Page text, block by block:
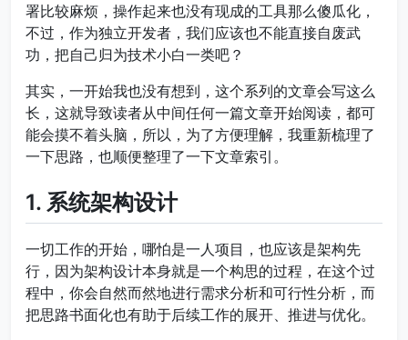
署比较麻烦，操作起来也没有现成的工具那么傻瓜化，
不过，作为独立开发者，我们应该也不能直接自废武
功，把自己归为技术小白一类吧？
其实，一开始我也没有想到，这个系列的文章会写这么
长，这就导致读者从中间任何一篇文章开始阅读，都可
能会摸不着头脑，所以，为了方便理解，我重新梳理了
一下思路，也顺便整理了一下文章索引。
1. 系统架构设计
一切工作的开始，哪怕是一人项目，也应该是架构先
行，因为架构设计本身就是一个构思的过程，在这个过
程中，你会自然而然地进行需求分析和可行性分析，而
把思路书面化也有助于后续工作的展开、推进与优化。